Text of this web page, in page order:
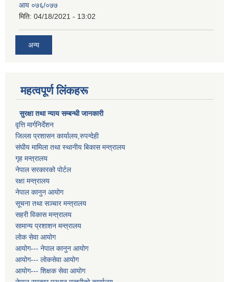
आय ०७६/०७७
मिति: 04/18/2021 - 13:02
अन्य
महत्वपूर्ण लिंकहरू
सुरक्षा तथा न्याय सम्बन्धी जानकारी
वृत्ति मार्गनिर्देशन
जिल्ला प्रशासन कार्यालय,रुपन्देही
संघीय मामिला तथा स्थानीय बिकास मन्त्रालय
गृह मन्त्रालय
नेपाल सरकारको पोर्टल
रक्षा मन्त्रालय
नेपाल कानुन आयोग
सूचना तथा सञ्चार मन्त्रालय
सहरी विकास मन्त्रालय
सामान्य प्रशाशन मन्त्रालय
लोक सेवा आयोग
आयोग--- नेपाल कानुन आयोग
आयोग--- लोकसेवा आयोग
आयोग--- शिक्षक सेवा आयोग